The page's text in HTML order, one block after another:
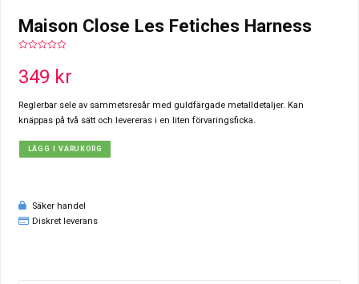
Maison Close Les Fetiches Harness
of
5
349 kr
Reglerbar sele av sammetsresår med guldfärgade metalldetaljer. Kan
knäppas på två sätt och levereras i en liten förvaringsficka.
LÄGG I VARUKORG
Säker handel
Diskret leverans